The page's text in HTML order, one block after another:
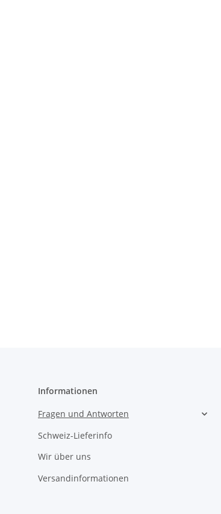
Informationen
Fragen und Antworten
Schweiz-Lieferinfo
Wir über uns
Versandinformationen